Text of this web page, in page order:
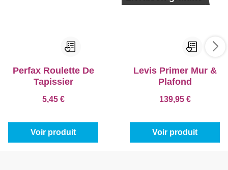
Perfax Roulette De
Tapissier
5,45 €
Voir produit
Levis Primer Mur &
Plafond
139,95 €
Voir produit